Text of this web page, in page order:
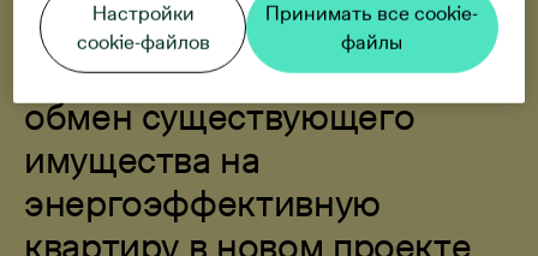
«Swedbank» предложением
«Меняй старое на новое» -
обмен существующего
имущества на
энергоэффективную
квартиру в новом проекте
Настройки
cookie-файлов
Принимать все cookie-
файлы